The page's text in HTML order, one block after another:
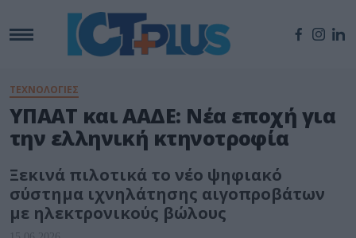
ΤΕΧΝΟΛΟΓΙΕΣ
ΥΠΑΑΤ και ΑΑΔΕ: Νέα εποχή για
την ελληνική κτηνοτροφία
Ξεκινά πιλοτικά το νέο ψηφιακό
σύστημα ιχνηλάτησης αιγοπροβάτων
με ηλεκτρονικούς βώλους